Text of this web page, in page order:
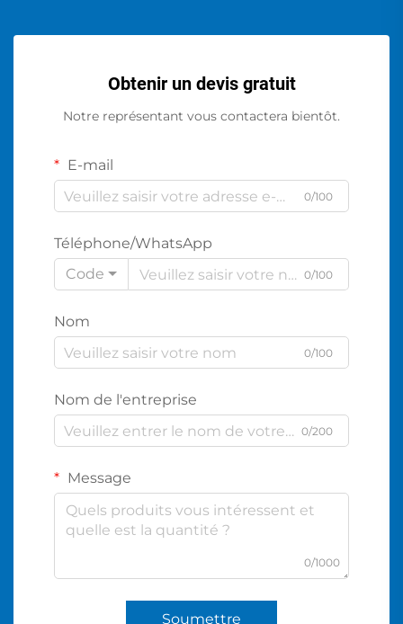
Obtenir un devis gratuit
Notre représentant vous contactera bientôt.
E-mail
0/100
Téléphone/WhatsApp
Code
0/100
Nom
0/100
Nom de l'entreprise
0/200
Message
0/1000
Soumettre